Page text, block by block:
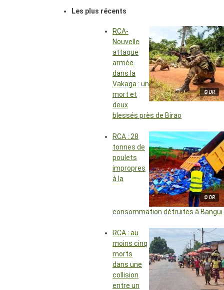
Les plus récents
© DR
RCA-
Nouvelle
attaque
armée
dans la
Vakaga : un
mort et
deux
blessés près de Birao
© DR
RCA : 28
tonnes de
poulets
impropres
à la
consommation détruites à Bangui
RCA : au
moins cinq
morts
dans une
collision
entre un